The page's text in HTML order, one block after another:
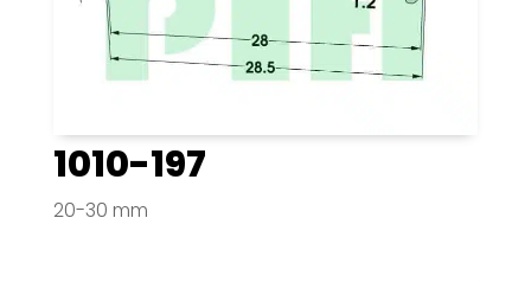
1010-197
20-30 mm